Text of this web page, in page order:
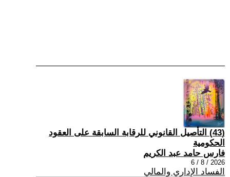
(43) التأصيل القانوني للرقابة السابقة على العقود
الحكومية
فارس حامد عبد الكريم
2026 / 8 / 6
الفساد الإداري والمالي